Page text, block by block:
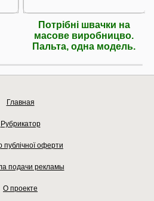
Потрібні швачки на
масове виробницво.
Пальта, одна модель.
Главная
Рубрикатор
публічної оферти
подачи рекламы
О проекте